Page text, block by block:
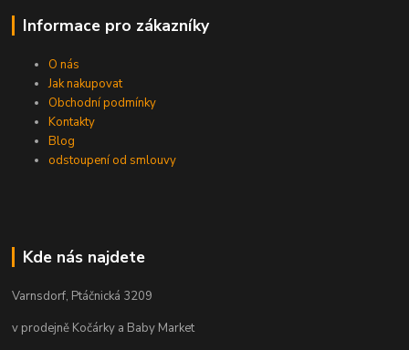
Informace pro zákazníky
O nás
Jak nakupovat
Obchodní podmínky
Kontakty
Blog
odstoupení od smlouvy
Kde nás najdete
Varnsdorf, Ptáčnická 3209
v prodejně Kočárky a Baby Market